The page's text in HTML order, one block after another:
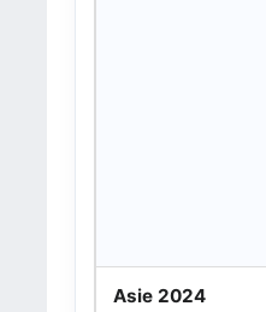
Asie 2024